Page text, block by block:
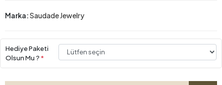
Marka:Saudade Jewelry
Hediye Paketi
Olsun Mu ? *